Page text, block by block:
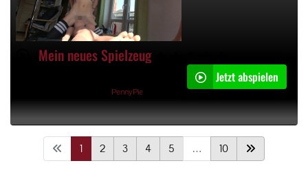
Mein neues Spielzeug
PennyPie
Jetzt abspielen
1 2 3 4 5 … 10